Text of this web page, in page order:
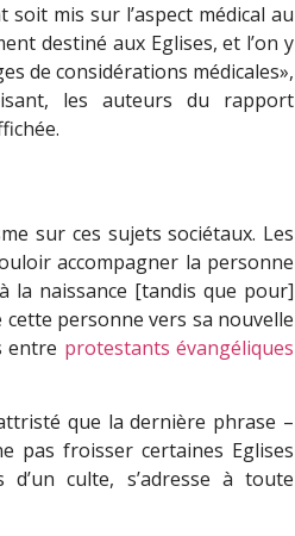
mis sur l’aspect médical au
destiné aux Eglises, et l’on y
de considérations médicales»,
les auteurs du rapport
sur ces sujets sociétaux. Les
accompagner la personne
la naissance [tandis que pour]
cette personne vers sa nouvelle
entre protestants évangéliques
que la dernière phrase –
pas froisser certaines Eglises
culte, s’adresse à toute